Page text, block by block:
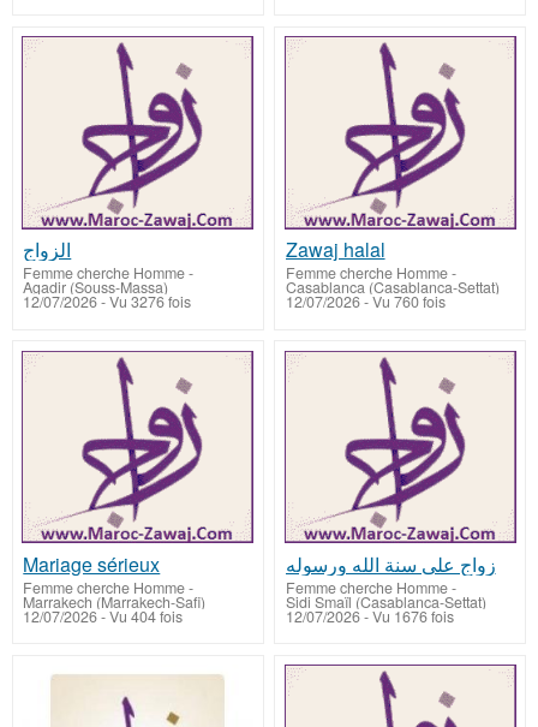
الزواج
Femme cherche Homme-
Agadir (Souss-Massa)
12/07/2026 - Vu 3276 fois
Zawaj halal
Femme cherche Homme-
Casablanca (Casablanca-Settat)
12/07/2026 - Vu 760 fois
Mariage sérieux
Femme cherche Homme-
Marrakech (Marrakech-Safi)
12/07/2026 - Vu 404 fois
زواج على سنة الله ورسوله
Femme cherche Homme-
Sidi Smaïl (Casablanca-Settat)
12/07/2026 - Vu 1676 fois